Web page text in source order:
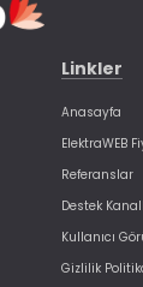
Linkler
Anasayfa
ElektraWEB
Referanslar
Destek
Kullanıcı
Gizlilik